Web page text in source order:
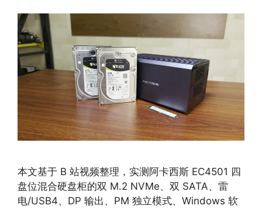
本文基于 B 站视频整理，实测阿卡西斯 EC4501 四
盘位混合硬盘柜的双 M.2 NVMe、双 SATA、雷
电/USB4、DP 输出、PM 独立模式、Windows 软